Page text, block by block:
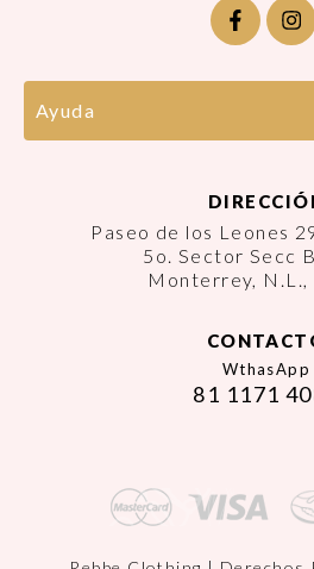
Ayuda
Paseo de los Leones
5o. Sector Secc
Monterrey, N.L.,
WthasApp
81 1171